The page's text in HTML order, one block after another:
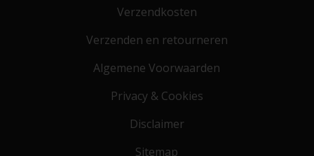
Verzendkosten
Verzenden en retourneren
Algemene Voorwaarden
Privacy & Cookies
Disclaimer
Sitemap